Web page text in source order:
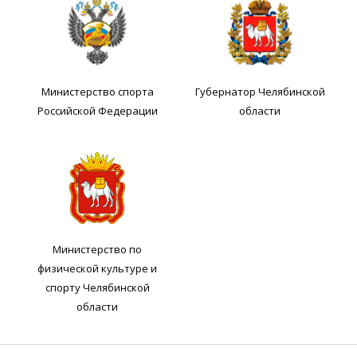
Министерство спорта
Российской Федерации
Губернатор Челябинской
области
Министерство по
физической культуре и
спорту Челябинской
области